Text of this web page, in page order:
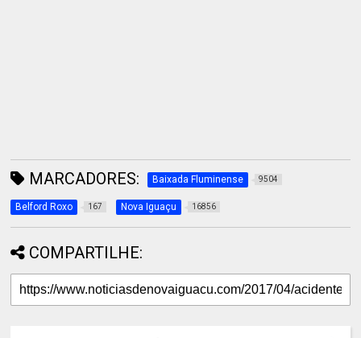
MARCADORES: Baixada Fluminense 9504
Belford Roxo 167 Nova Iguaçu 16856
COMPARTILHE: